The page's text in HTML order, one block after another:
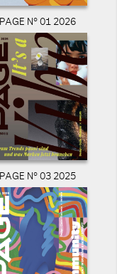
PAGE N° 01 2026
PAGE N° 03 2025